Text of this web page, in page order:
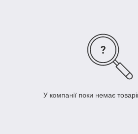
У компанії поки немає